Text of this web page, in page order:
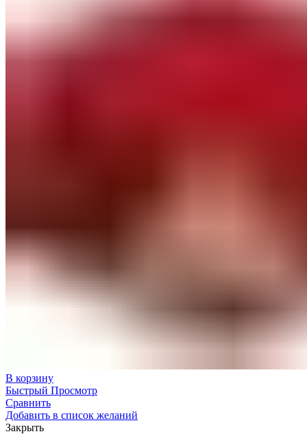
В корзину
Быстрый Просмотр
Сравнить
Добавить в список желаний
Закрыть